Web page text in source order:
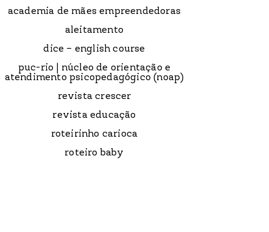
academia de mães empreendedoras
aleitamento
dice – english course
puc-rio | núcleo de orientação e
atendimento psicopedagógico (noap)
revista crescer
revista educação
roteirinho carioca
roteiro baby